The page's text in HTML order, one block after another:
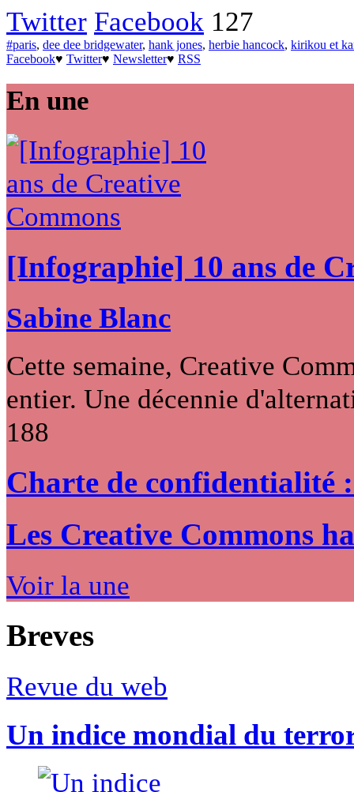
Twitter Facebook 127
#paris, dee dee bridgewater, hank jones, herbie hancock, kirikou et
Facebook♥ Twitter♥ Newsletter♥ RSS
En une
[Infographie] 10 ans de
Sabine Blanc
Cette semaine, Creative
entier. Une décennie
188
Charte de confidentialité
Les Creative Commons
Voir la une
Breves
Revue du web
Un indice mondial du